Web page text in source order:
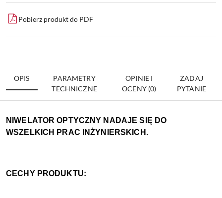
Pobierz produkt do PDF
OPIS
PARAMETRY
TECHNICZNE
OPINIE I
OCENY (0)
ZADAJ
PYTANIE
NIWELATOR OPTYCZNY NADAJE SIĘ DO
WSZELKICH PRAC INŻYNIERSKICH.
CECHY PRODUKTU: